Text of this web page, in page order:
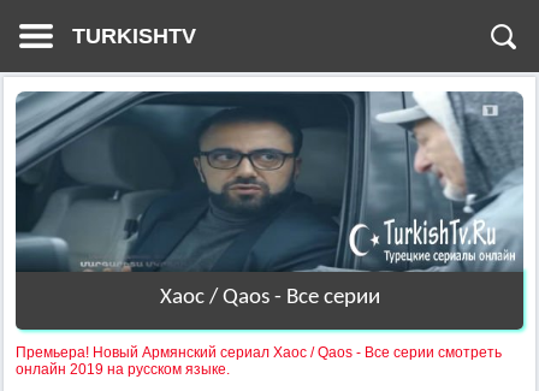
TURKISHTV
Хаос / Qaos - Все серии
Премьера! Новый Армянский сериал Хаос / Qaos - Все серии смотреть
онлайн 2019 на русском языке.